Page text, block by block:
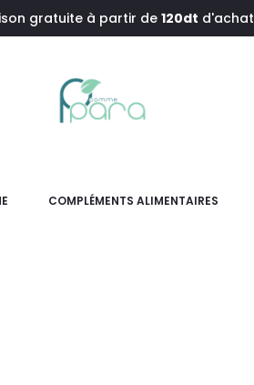
gratuite à partir de 120dt d'achat
COMPLÉMENTS ALIMENTAIRES